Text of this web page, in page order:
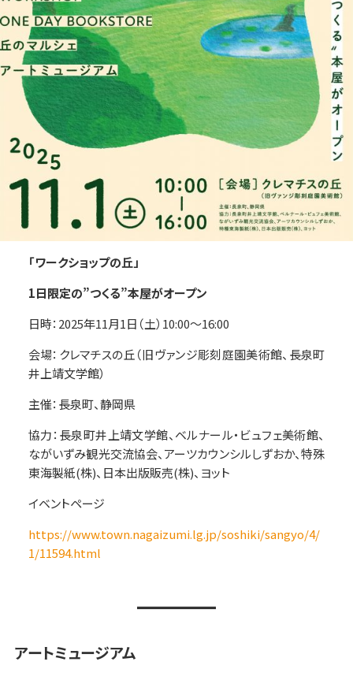
「ワークショップの丘」
1日限定の”つくる”本屋がオープン
日時：2025年11月1日（土）10:00～16:00
会場：クレマチスの丘（旧ヴァンジ彫刻庭園美術館、長泉町
井上靖文学館）
主催：長泉町、静岡県
協力：長泉町井上靖文学館、ベルナール・ビュフェ美術館、
ながいずみ観光交流協会、アーツカウンシルしずおか、特殊
東海製紙(株)、日本出版販売(株)、ヨット
イベントページ
https://www.town.nagaizumi.lg.jp/soshiki/sangyo/4/
1/11594.html
アートミュージアム